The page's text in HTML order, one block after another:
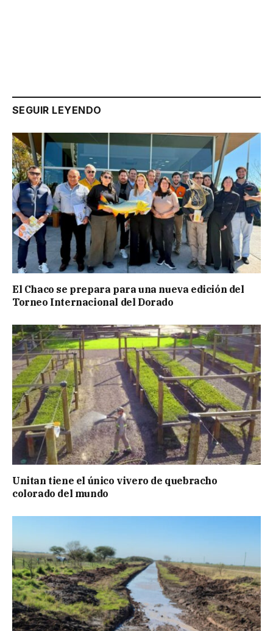
SEGUIR LEYENDO
El Chaco se prepara para una nueva edición del
Torneo Internacional del Dorado
Unitan tiene el único vivero de quebracho
colorado del mundo